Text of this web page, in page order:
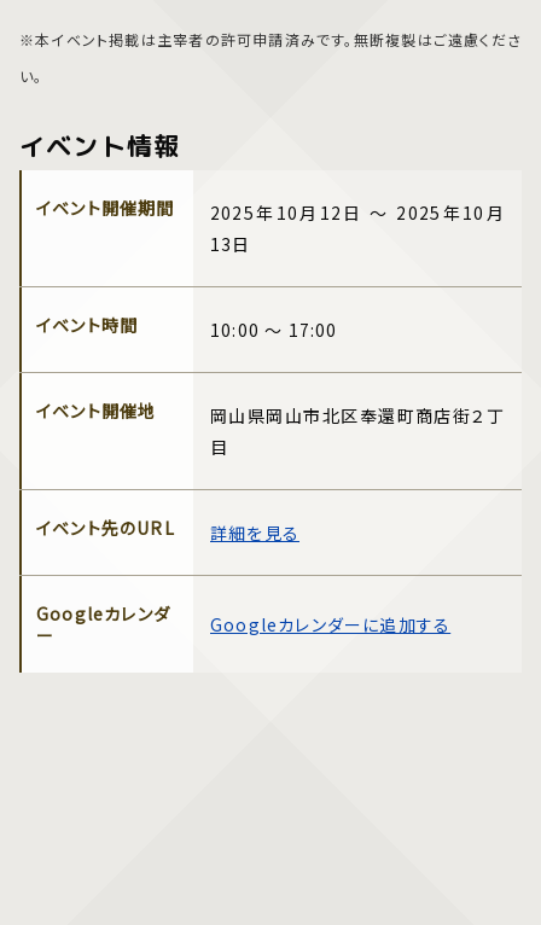
※本イベント掲載は主宰者の許可申請済みです。無断複製はご遠慮くださ
い。
イベント情報
イベント開催期間
2025年10月12日 ～ 2025年10月
13日
イベント時間 10:00 ～ 17:00
イベント開催地
岡山県岡山市北区奉還町商店街２丁
目
イベント先のURL 詳細を見る
Googleカレンダ
ー
Googleカレンダーに追加する